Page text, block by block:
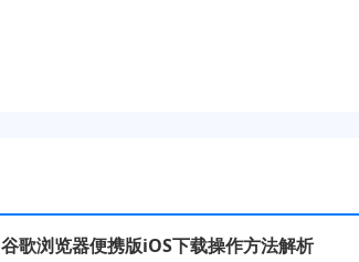
谷歌浏览器便携版iOS下载操作方法解析